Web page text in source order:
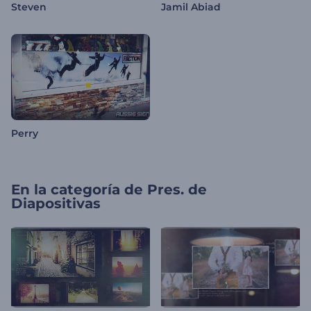
Steven Jamil Abiad
Perry
En la categoría de Pres. de
Diapositivas